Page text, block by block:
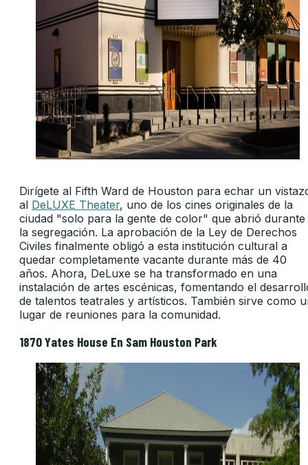
Dirígete al Fifth Ward de Houston para echar un
al DeLUXE Theater, uno de los cines originales de la
ciudad "solo para la gente de color" que abrió durante
la segregación. La aprobación de la Ley de Derechos
Civiles finalmente obligó a esta institución cultural a
quedar completamente vacante durante más de 40
años. Ahora, DeLuxe se ha transformado en una
instalación de artes escénicas, fomentando el
de talentos teatrales y artísticos. También sirve como
lugar de reuniones para la comunidad.
1870 Yates House En Sam Houston Park